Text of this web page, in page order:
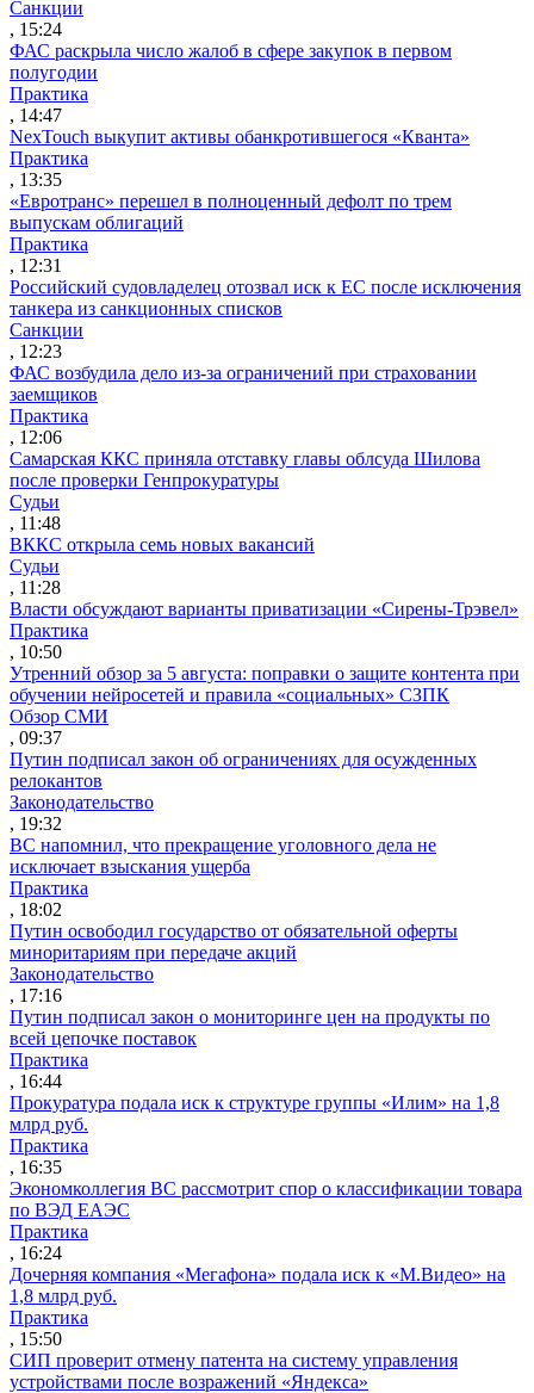
Санкции
, 15:24
ФАС раскрыла число жалоб в сфере закупок в первом
полугодии
Практика
, 14:47
NexTouch выкупит активы обанкротившегося «Кванта»
Практика
, 13:35
«Евротранс» перешел в полноценный дефолт по трем
выпускам облигаций
Практика
, 12:31
Российский судовладелец отозвал иск к ЕС после исключения
танкера из санкционных списков
Санкции
, 12:23
ФАС возбудила дело из-за ограничений при страховании
заемщиков
Практика
, 12:06
Самарская ККС приняла отставку главы облсуда Шилова
после проверки Генпрокуратуры
Судьи
, 11:48
ВККС открыла семь новых вакансий
Судьи
, 11:28
Власти обсуждают варианты приватизации «Сирены-Трэвел»
Практика
, 10:50
Утренний обзор за 5 августа: поправки о защите контента при
обучении нейросетей и правила «социальных» СЗПК
Обзор СМИ
, 09:37
Путин подписал закон об ограничениях для осужденных
релокантов
Законодательство
, 19:32
ВС напомнил, что прекращение уголовного дела не
исключает взыскания ущерба
Практика
, 18:02
Путин освободил государство от обязательной оферты
миноритариям при передаче акций
Законодательство
, 17:16
Путин подписал закон о мониторинге цен на продукты по
всей цепочке поставок
Практика
, 16:44
Прокуратура подала иск к структуре группы «Илим» на 1,8
млрд руб.
Практика
, 16:35
Экономколлегия ВС рассмотрит спор о классификации товара
по ВЭД ЕАЭС
Практика
, 16:24
Дочерняя компания «Мегафона» подала иск к «М.Видео» на
1,8 млрд руб.
Практика
, 15:50
СИП проверит отмену патента на систему управления
устройствами после возражений «Яндекса»